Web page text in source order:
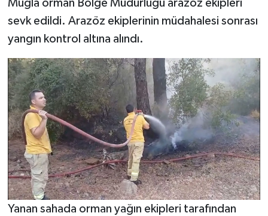
Muğla orman Bölge Müdürlüğü arazöz ekipleri
sevk edildi. Arazöz ekiplerinin müdahalesi sonrası
yangın kontrol altına alındı.
Yanan sahada orman yağın ekipleri tarafından
RESMİ İLAN
MAGAZİN